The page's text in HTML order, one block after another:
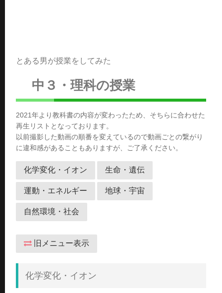
とある男が授業をしてみた
中３・理科の授業
2021年より教科書の内容が変わったため、そちらに合わせた
再生リストとなっております。
以前撮影した動画の順番を変えているので動画ごとの繋がり
に違和感があることもありますが、ご了承ください。
化学変化・イオン 生命・遺伝
運動・エネルギー 地球・宇宙
自然環境・社会
旧メニュー表示
化学変化・イオン